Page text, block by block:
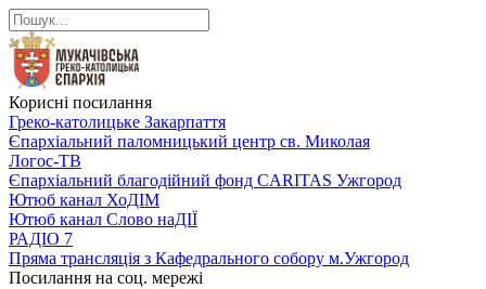
Корисні посилання
Греко-католицьке Закарпаття
Єпархіальний паломницький центр св. Миколая
Логос-ТВ
Єпархіальний благодійний фонд CARITAS Ужгород
Ютюб канал ХоДІМ
Ютюб канал Слово наДІЇ
РАДІО 7
Пряма трансляція з Кафедрального собору м.Ужгород
Посилання на соц. мережі